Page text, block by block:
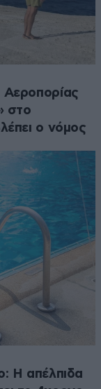
Αεροπορίας
στο
ο νόμος
Η απέλπιδα